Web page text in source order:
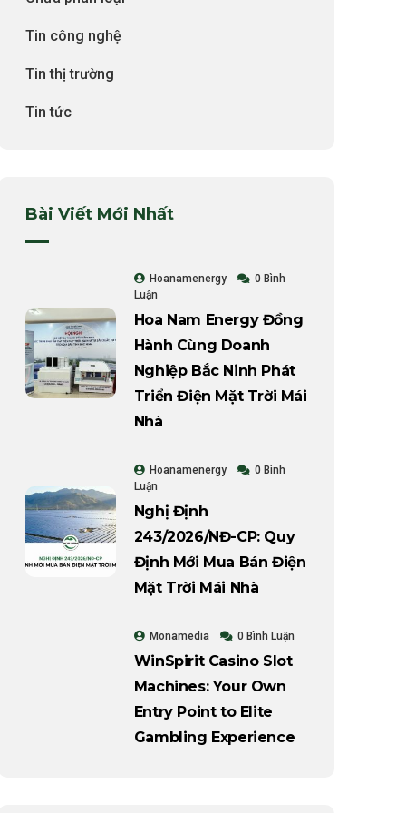
Tin công nghệ
Tin thị trường
Tin tức
Bài Viết Mới Nhất
Hoanamenergy
0 Bình
Luận
Hoa Nam Energy Đồng
Hành Cùng Doanh
Nghiệp Bắc Ninh Phát
Triển Điện Mặt Trời Mái
Nhà
Hoanamenergy
0 Bình
Luận
Nghị Định
243/2026/NĐ-CP: Quy
Định Mới Mua Bán Điện
Mặt Trời Mái Nhà
Monamedia 0 Bình Luận
WinSpirit Casino Slot
Machines: Your Own
Entry Point to Elite
Gambling Experience